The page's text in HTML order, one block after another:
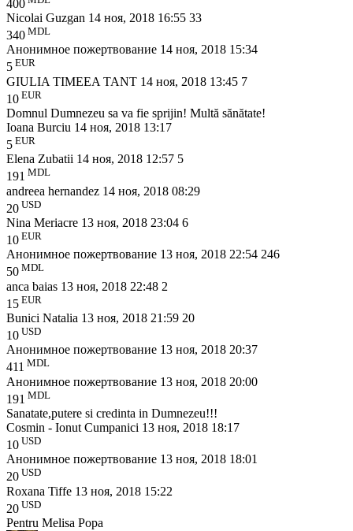
400
Nicolai Guzgan 14 ноя, 2018 16:55 33
340 MDL
Анонимное пожертвование 14 ноя, 2018 15:34
5 EUR
GIULIA TIMEEA TANT 14 ноя, 2018 13:45 7
10 EUR
Domnul Dumnezeu sa va fie sprijin! Multă sănătate!
Ioana Burciu 14 ноя, 2018 13:17
5 EUR
Elena Zubatii 14 ноя, 2018 12:57 5
191 MDL
andreea hernandez 14 ноя, 2018 08:29
20 USD
Nina Meriacre 13 ноя, 2018 23:04 6
10 EUR
Анонимное пожертвование 13 ноя, 2018 22:54 246
50 MDL
anca baias 13 ноя, 2018 22:48 2
15 EUR
Bunici Natalia 13 ноя, 2018 21:59 20
10 USD
Анонимное пожертвование 13 ноя, 2018 20:37
411 MDL
Анонимное пожертвование 13 ноя, 2018 20:00
191 MDL
Sanatate,putere si credinta in Dumnezeu!!!
Cosmin - Ionut Cumpanici 13 ноя, 2018 18:17
10 USD
Анонимное пожертвование 13 ноя, 2018 18:01
20 USD
Roxana Tiffe 13 ноя, 2018 15:22
20 USD
Pentru Melisa Popa